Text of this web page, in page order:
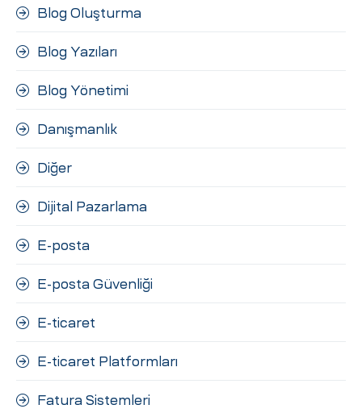
Blog Oluşturma
Blog Yazıları
Blog Yönetimi
Danışmanlık
Diğer
Dijital Pazarlama
E-posta
E-posta Güvenliği
E-ticaret
E-ticaret Platformları
Fatura Sistemleri